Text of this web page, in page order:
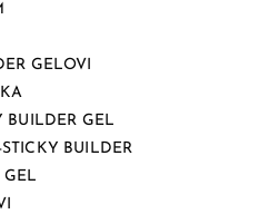
GELOVI
BUILDER GEL
BUILDER
GEL